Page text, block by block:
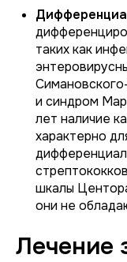
таких как
и синдром
лет наличие
характерно
шкалы
они не
Лечение